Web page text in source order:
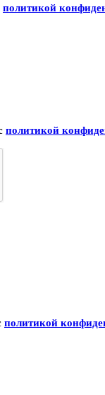
политикой
политикой
политикой